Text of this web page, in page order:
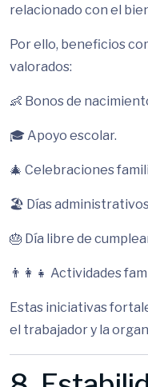
relacionado con el
Por ello, beneficios
valorados:
👶 Bonos de
🎓 Apoyo escolar.
🎄 Celebraciones
🏖 Días
🎂 Día libre de
👨‍👩‍👧 Actividades
Estas iniciativas
el trabajador y la